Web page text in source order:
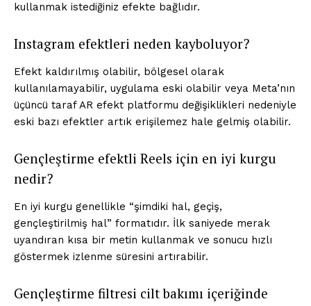
kullanmak istediğiniz efekte bağlıdır.
Instagram efektleri neden kayboluyor?
Efekt kaldırılmış olabilir, bölgesel olarak
kullanılamayabilir, uygulama eski olabilir veya Meta’nın
üçüncü taraf AR efekt platformu değişiklikleri nedeniyle
eski bazı efektler artık erişilemez hale gelmiş olabilir.
Gençleştirme efektli Reels için en iyi kurgu
nedir?
En iyi kurgu genellikle “şimdiki hal, geçiş,
gençleştirilmiş hal” formatıdır. İlk saniyede merak
uyandıran kısa bir metin kullanmak ve sonucu hızlı
göstermek izlenme süresini artırabilir.
Gençleştirme filtresi cilt bakımı içeriğinde